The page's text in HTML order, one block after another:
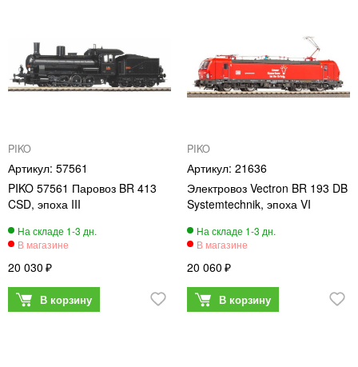
PIKO
57561
PIKO 57561 Паровоз BR 413
CSD, эпоха III
20 030
PIKO
21636
Электровоз Vectron BR 193 DB
Systemtechnik, эпоха VI
20 060